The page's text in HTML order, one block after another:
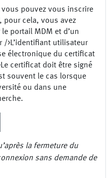
pouvez vous inscrire
pour cela, vous avez
portail MDM et d’un
/>L’identifiant utilisateur
électronique du certificat
certificat doit être signé
souvent le cas lorsque
ou dans une
la fermeture du
sans demande de